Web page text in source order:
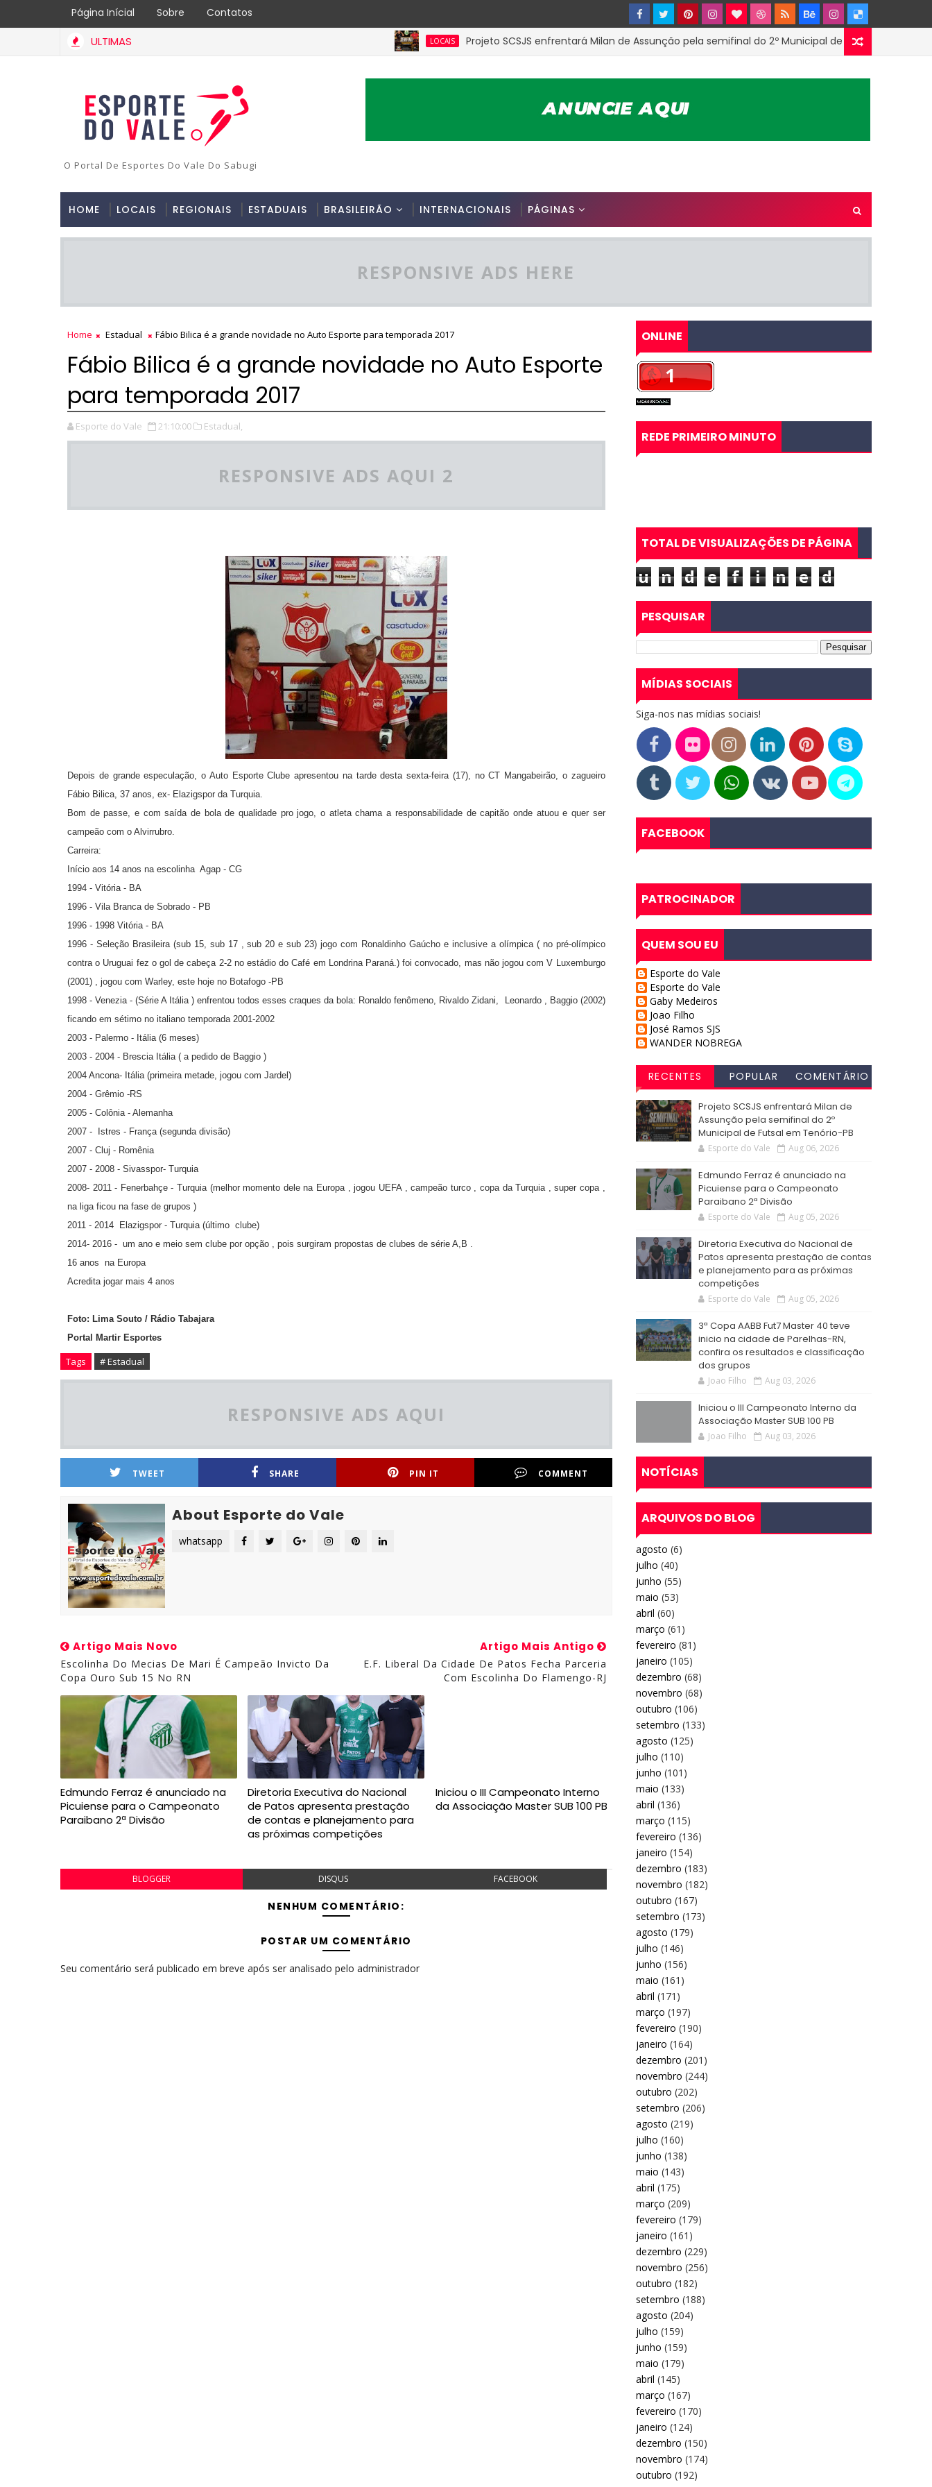
Página Inícial Sobre Contatos
ULTIMAS LOCAIS Projeto SCSJS enfrentará Milan de Assunção pela semifinal do 2º Municipal de Futsal em Tenório-PB
O Portal De Esportes Do Vale Do Sabugi
HOME LOCAIS REGIONAIS ESTADUAIS BRASILEIRÃO INTERNACIONAIS PÁGINAS
RESPONSIVE ADS HERE
Home Estadual Fábio Bilica é a grande novidade no Auto Esporte para temporada 2017
Fábio Bilica é a grande novidade no Auto Esporte
para temporada 2017
Esporte do Vale 21:10:00 Estadual,
RESPONSIVE ADS AQUI 2
Depois de grande especulação, o Auto Esporte Clube apresentou na tarde desta sexta-feira (17), no CT Mangabeirão, o zagueiro
Fábio Bilica, 37 anos, ex- Elazigspor da Turquia.
Bom de passe, e com saída de bola de qualidade pro jogo, o atleta chama a responsabilidade de capitão onde atuou e quer ser
campeão com o Alvirrubro.
Carreira:
Início aos 14 anos na escolinha Agap - CG
1994 - Vitória - BA
1996 - Vila Branca de Sobrado - PB
1996 - 1998 Vitória - BA
1996 - Seleção Brasileira (sub 15, sub 17 , sub 20 e sub 23) jogo com Ronaldinho Gaúcho e inclusive a olímpica ( no pré-olímpico
contra o Uruguai fez o gol de cabeça 2-2 no estádio do Café em Londrina Paraná.) foi convocado, mas não jogou com V Luxemburgo
(2001) , jogou com Warley, este hoje no Botafogo -PB
1998 - Venezia - (Série A Itália ) enfrentou todos esses craques da bola: Ronaldo fenômeno, Rivaldo Zidani, Leonardo , Baggio (2002)
ficando em sétimo no italiano temporada 2001-2002
2003 - Palermo - Itália (6 meses)
2003 - 2004 - Brescia Itália ( a pedido de Baggio )
2004 Ancona- Itália (primeira metade, jogou com Jardel)
2004 - Grêmio -RS
2005 - Colônia - Alemanha
2007 - Istres - França (segunda divisão)
2007 - Cluj - Romênia
2007 - 2008 - Sivasspor- Turquia
2008- 2011 - Fenerbahçe - Turquia (melhor momento dele na Europa , jogou UEFA , campeão turco , copa da Turquia , super copa ,
na liga ficou na fase de grupos )
2011 - 2014 Elazigspor - Turquia (último clube)
2014- 2016 - um ano e meio sem clube por opção , pois surgiram propostas de clubes de série A,B .
16 anos na Europa
Acredita jogar mais 4 anos
Foto: Lima Souto / Rádio Tabajara
Portal Martir Esportes
Tags # Estadual
RESPONSIVE ADS AQUI
TWEET SHARE PIN IT COMMENT
About Esporte do Vale
whatsapp
Artigo Mais Novo
Escolinha Do Mecias De Mari É Campeão Invicto Da
Copa Ouro Sub 15 No RN
Artigo Mais Antigo
E.F. Liberal Da Cidade De Patos Fecha Parceria
Com Escolinha Do Flamengo-RJ
Edmundo Ferraz é anunciado na
Picuiense para o Campeonato
Paraibano 2ª Divisão
Diretoria Executiva do Nacional
de Patos apresenta prestação
de contas e planejamento para
as próximas competições
Iniciou o III Campeonato Interno
da Associação Master SUB 100 PB
BLOGGER DISQUS FACEBOOK
NENHUM COMENTÁRIO:
POSTAR UM COMENTÁRIO
Seu comentário será publicado em breve após ser analisado pelo administrador
ONLINE
REDE PRIMEIRO MINUTO
TOTAL DE VISUALIZAÇÕES DE PÁGINA
u n d e f i n e d
PESQUISAR
MÍDIAS SOCIAIS
Siga-nos nas mídias sociais!
FACEBOOK
PATROCINADOR
QUEM SOU EU
Esporte do Vale
Esporte do Vale
Gaby Medeiros
Joao Filho
José Ramos SJS
WANDER NOBREGA
RECENTES POPULAR
COMENTÁRIO
Projeto SCSJS enfrentará Milan de
Assunção pela semifinal do 2º
Municipal de Futsal em Tenório-PB
Esporte do Vale Aug 06, 2026
Edmundo Ferraz é anunciado na
Picuiense para o Campeonato
Paraibano 2ª Divisão
Esporte do Vale Aug 05, 2026
Diretoria Executiva do Nacional de
Patos apresenta prestação de contas
e planejamento para as próximas
competições
Esporte do Vale Aug 05, 2026
3ª Copa AABB Fut7 Master 40 teve
inicio na cidade de Parelhas-RN,
confira os resultados e classificação
dos grupos
Joao Filho Aug 03, 2026
Iniciou o III Campeonato Interno da
Associação Master SUB 100 PB
Joao Filho Aug 03, 2026
NOTÍCIAS
ARQUIVOS DO BLOG
agosto (6)
julho (40)
junho (55)
maio (53)
abril (60)
março (61)
fevereiro (81)
janeiro (105)
dezembro (68)
novembro (68)
outubro (106)
setembro (133)
agosto (125)
julho (110)
junho (101)
maio (133)
abril (136)
março (115)
fevereiro (136)
janeiro (154)
dezembro (183)
novembro (182)
outubro (167)
setembro (173)
agosto (179)
julho (146)
junho (156)
maio (161)
abril (171)
março (197)
fevereiro (190)
janeiro (164)
dezembro (201)
novembro (244)
outubro (202)
setembro (206)
agosto (219)
julho (160)
junho (138)
maio (143)
abril (175)
março (209)
fevereiro (179)
janeiro (161)
dezembro (229)
novembro (256)
outubro (182)
setembro (188)
agosto (204)
julho (159)
junho (159)
maio (179)
abril (145)
março (167)
fevereiro (170)
janeiro (124)
dezembro (150)
novembro (174)
outubro (192)